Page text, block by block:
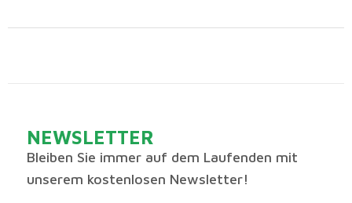
NEWSLETTER
Bleiben Sie immer auf dem Laufenden mit
unserem kostenlosen Newsletter!